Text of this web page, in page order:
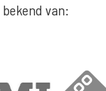
van: